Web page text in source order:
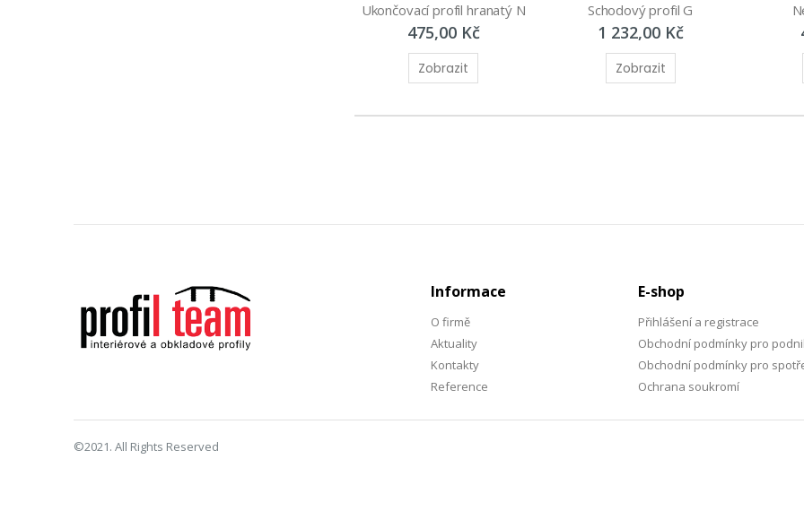
Ukončovací profil hranatý N
475,00 Kč
Zobrazit
Schodový profil G
1 232,00 Kč
Zobrazit
Informace
O firmě
Aktuality
Kontakty
Reference
E-shop
Přihlášení a registrace
Obchodní podmínky pro
Obchodní podmínky pro
Ochrana soukromí
©2021. All Rights Reserved